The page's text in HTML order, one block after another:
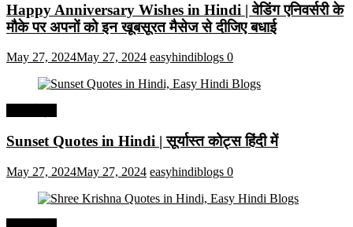
Happy Anniversary Wishes in Hindi | वेडिंग एनिवर्सरी के
मौके पर अपनों को इन खूबसूरत मैसेज से दीजिए बधाई
May 27, 2024May 27, 2024 easyhindiblogs 0
Sunset Quotes in Hindi | सूर्यास्त कोट्स हिंदी में
May 27, 2024May 27, 2024 easyhindiblogs 0